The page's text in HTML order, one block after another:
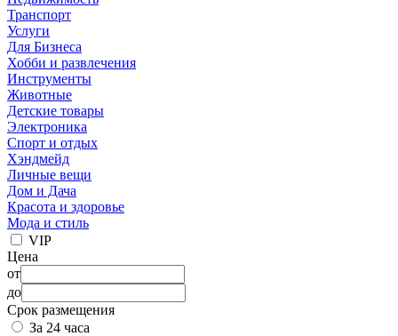
Транспорт
Услуги
Для Бизнеса
Хобби и развлечения
Инструменты
Животные
Детские товары
Электроника
Спорт и отдых
Хэндмейд
Личные вещи
Дом и Дача
Красота и здоровье
Мода и стиль
VIP
Цена
от
до
Срок размещения
За 24 часа